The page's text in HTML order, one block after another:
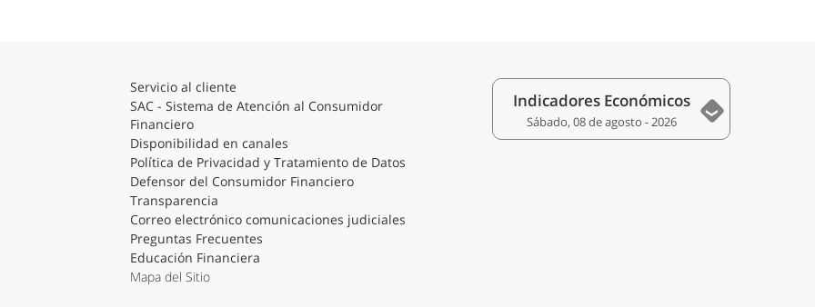
Servicio al cliente
SAC - Sistema de Atención al Consumidor
Financiero
Disponibilidad en canales
Política de Privacidad y Tratamiento de Datos
Defensor del Consumidor Financiero
Transparencia
Correo electrónico comunicaciones judiciales
Preguntas Frecuentes
Educación Financiera
Mapa del Sitio
Indicadores Económicos
Sábado, 08 de agosto - 2026